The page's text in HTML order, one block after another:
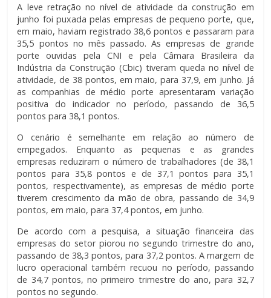
A leve retração no nível de atividade da construção em
junho foi puxada pelas empresas de pequeno porte, que,
em maio, haviam registrado 38,6 pontos e passaram para
35,5 pontos no mês passado. As empresas de grande
porte ouvidas pela CNI e pela Câmara Brasileira da
Indústria da Construção (Cbic) tiveram queda no nível de
atividade, de 38 pontos, em maio, para 37,9, em junho. Já
as companhias de médio porte apresentaram variação
positiva do indicador no período, passando de 36,5
pontos para 38,1 pontos.
O cenário é semelhante em relação ao número de
empegados. Enquanto as pequenas e as grandes
empresas reduziram o número de trabalhadores (de 38,1
pontos para 35,8 pontos e de 37,1 pontos para 35,1
pontos, respectivamente), as empresas de médio porte
tiverem crescimento da mão de obra, passando de 34,9
pontos, em maio, para 37,4 pontos, em junho.
De acordo com a pesquisa, a situação financeira das
empresas do setor piorou no segundo trimestre do ano,
passando de 38,3 pontos, para 37,2 pontos. A margem de
lucro operacional também recuou no período, passando
de 34,7 pontos, no primeiro trimestre do ano, para 32,7
pontos no segundo.